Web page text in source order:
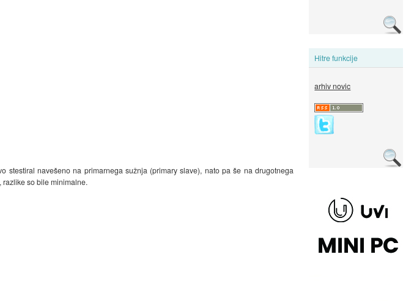
Hitre funkcije
arhiv novic
navešeno na primarnega sužnja (primary slave), nato pa še na drugotnega
razlike so bile minimalne.